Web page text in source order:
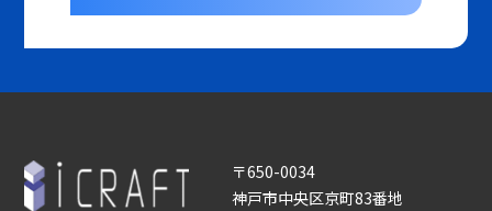
〒650-0034
神戸市中央区京町83番地